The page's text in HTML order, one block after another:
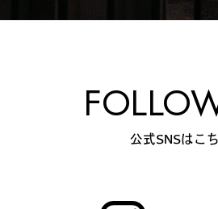
#やっぱり○○
公式SNSはこ